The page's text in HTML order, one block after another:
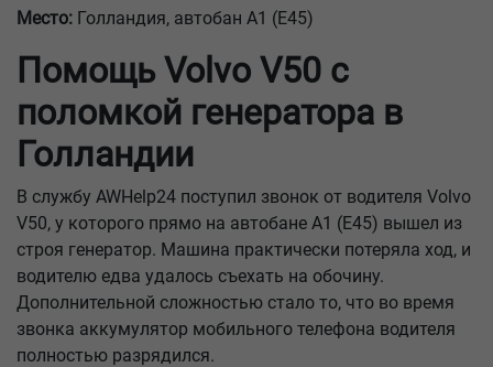
Место: Голландия, автобан A1 (E45)
Помощь Volvo V50 с
поломкой генератора в
Голландии
В службу AWHelp24 поступил звонок от водителя Volvo
V50, у которого прямо на автобане A1 (E45) вышел из
строя генератор. Машина практически потеряла ход, и
водителю едва удалось съехать на обочину.
Дополнительной сложностью стало то, что во время
звонка аккумулятор мобильного телефона водителя
полностью разрядился.